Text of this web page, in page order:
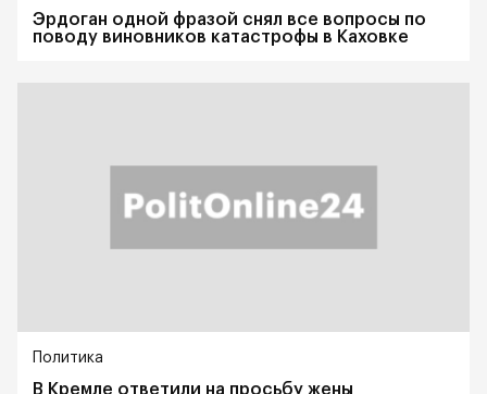
Эрдоган одной фразой снял все вопросы по
поводу виновников катастрофы в Каховке
Политика
В Кремле ответили на просьбу жены